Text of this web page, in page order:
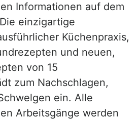
Informationen auf dem
einzigartige
Küchenpraxis,
und neuen,
von 15
zum Nachschlagen,
ein. Alle
Arbeitsgänge werden